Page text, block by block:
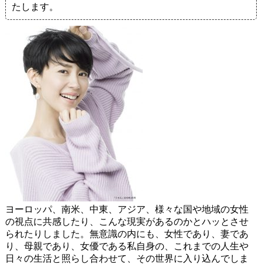
たします。
ヨーロッパ、南米、中東、アジア、様々な国や地域の女性
の視点に共感したり、こんな現実があるのかとハッとさせ
られたりしました。無意識の内にも、女性であり、妻であ
り、母親であり、女優である私自身の、これまでの人生や
日々の生活と照らし合わせて、その世界に入り込んでしま